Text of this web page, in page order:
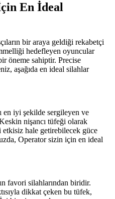
En İdeal
bir araya geldiği rekabetçi
hedefleyen oyuncular
öneme sahiptir. Precise
aşağıda en ideal silahlar
en iyi şekilde sergileyen ve
nişancı tüfeği olarak
hale getirebilecek güce
Operator sizin için en ideal
favori silahlarından biridir.
dikkat çeken bu tüfek,